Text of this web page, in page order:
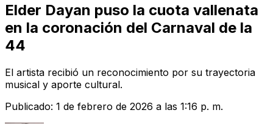
Elder Dayan puso la cuota vallenata
en la coronación del Carnaval de la
44
El artista recibió un reconocimiento por su trayectoria
musical y aporte cultural.
Publicado: 1 de febrero de 2026 a las 1:16 p. m.